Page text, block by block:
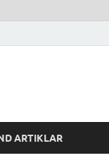
ARTIKLAR